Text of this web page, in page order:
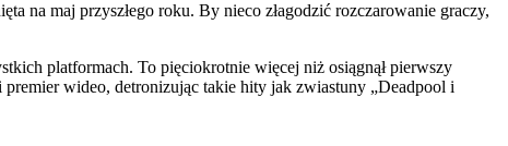
na maj przyszłego roku. By nieco złagodzić rozczarowanie graczy,
platformach. To pięciokrotnie więcej niż osiągnął pierwszy
wideo, detronizując takie hity jak zwiastuny „Deadpool i